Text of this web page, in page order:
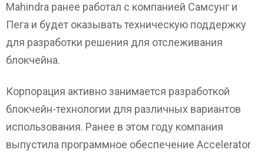
Mahindra ранее работал с компанией Самсунг и
Пега и будет оказывать техническую поддержку
для разработки решения для отслеживания
блокчейна.
Корпорация активно занимается разработкой
блокчейн-технологии для различных вариантов
использования. Ранее в этом году компания
выпустила программное обеспечение Accelerator